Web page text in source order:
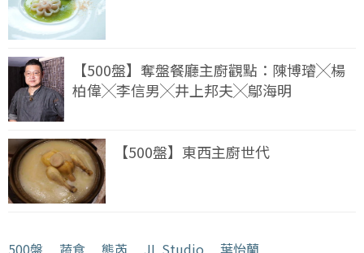
【500盤】奪盤餐廳主廚觀點：陳博璿╳楊
柏偉╳李信男╳井上邦夫╳鄔海明
【500盤】東西主廚世代